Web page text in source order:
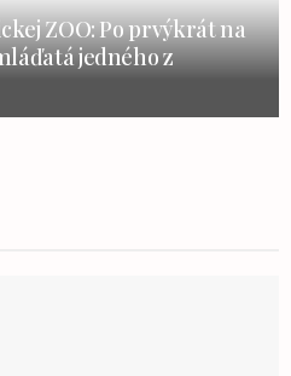
ZOO: Po prvýkrát na
jedného z